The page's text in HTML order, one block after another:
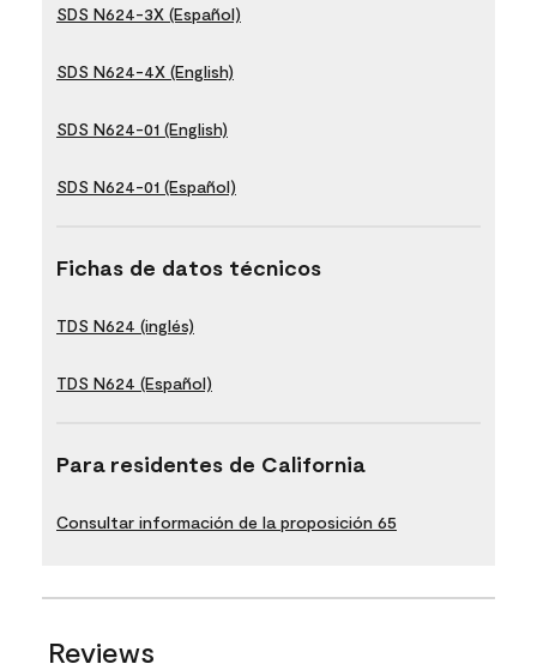
SDS N624-3X (Español)
SDS N624-4X (English)
SDS N624-01 (English)
SDS N624-01 (Español)
Fichas de datos técnicos
TDS N624 (inglés)
TDS N624 (Español)
Para residentes de California
Consultar información de la proposición 65
Reviews